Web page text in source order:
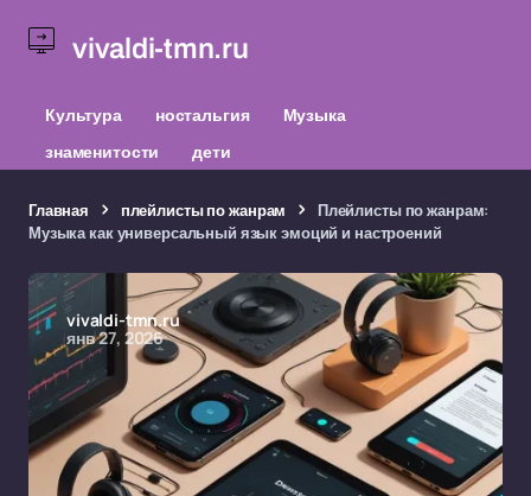
vivaldi-tmn.ru
Культура ностальгия
Музыка
знаменитости
дети
Главная плейлисты по жанрам
Плейлисты по жанрам:
Музыка как универсальный язык эмоций и настроений
vivaldi-tmn.ru
янв 27, 2026